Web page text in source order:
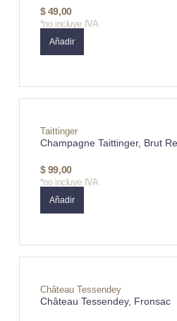
$49,00
*no incluye IVA
Añadir
Taittinger
Champagne Taittinger, Brut
$99,00
*no incluye IVA
Añadir
Château Tessendey
Château Tessendey, Fronsac